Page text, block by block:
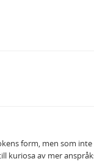
form, men som
kuriosa av mer